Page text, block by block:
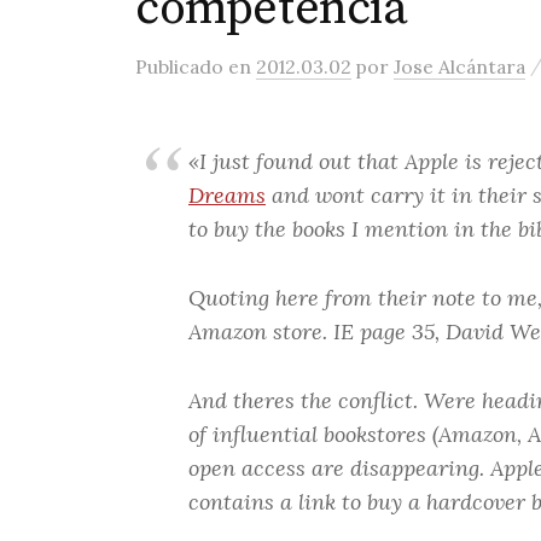
Publicado en 2012.03.02 por Jose Alcántara
«I just found out that Apple is
Dreams and wont carry it in their
to buy the books I mention in the
Quoting here from their note to
Amazon store. IE page 35, David
And theres the conflict. Were
of influential bookstores (Amazon,
open access are disappearing.
contains a link to buy a hardcover